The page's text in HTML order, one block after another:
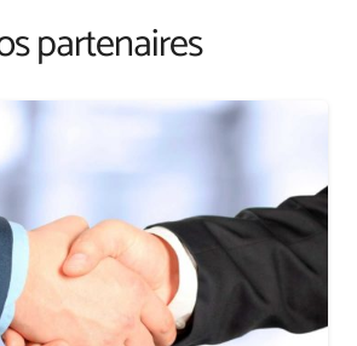
partenaires